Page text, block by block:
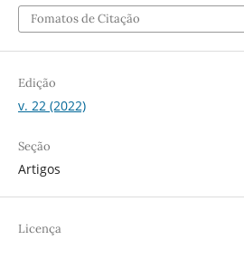
Fomatos de Citação
Edição
v. 22 (2022)
Seção
Artigos
Licença